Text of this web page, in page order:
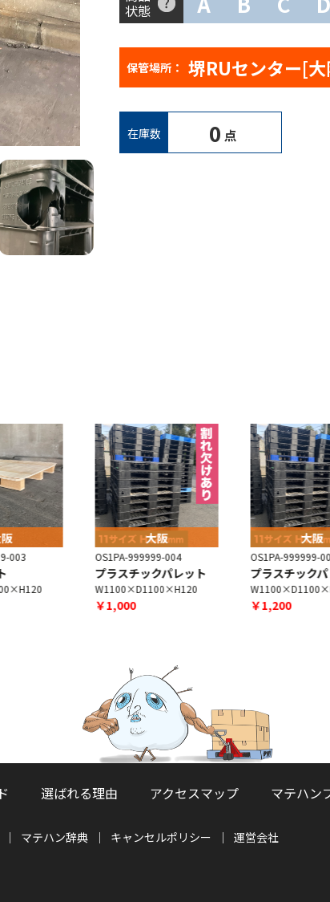
状態
保管場所： 堺RUセンター[
在庫数 0 点
大阪
OS1PA-999999-004
プラスチックパレット
W1100×D1100×H120
￥1,000
大阪
OS1PA-999999-003
プラスチックパ
￥1,200
選ばれる理由 アクセスマップ マテハン
マテハン辞典 キャンセルポリシー 運営会社